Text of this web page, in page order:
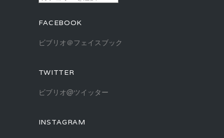
テ
リ
ー
FACEBOOK
ビブリオ＠フェイスブック
TWITTER
ビブリオ@ツイッター
INSTAGRAM